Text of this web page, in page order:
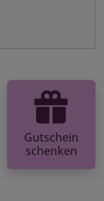
Gutschein
schenken